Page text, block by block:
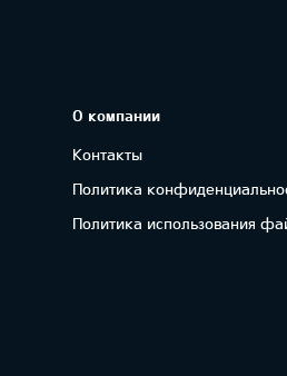
О компании
Контакты
Политика
Политика использования